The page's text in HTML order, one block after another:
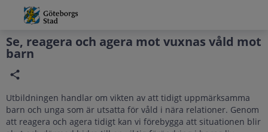
Grade
Portal
Se, reagera och agera mot vuxnas våld mot
barn
Utbildningen handlar om vikten av att tidigt uppmärksamma
barn och unga som är utsatta för våld i nära relationer. Genom
att reagera och agera tidigt kan vi förebygga att situationen blir